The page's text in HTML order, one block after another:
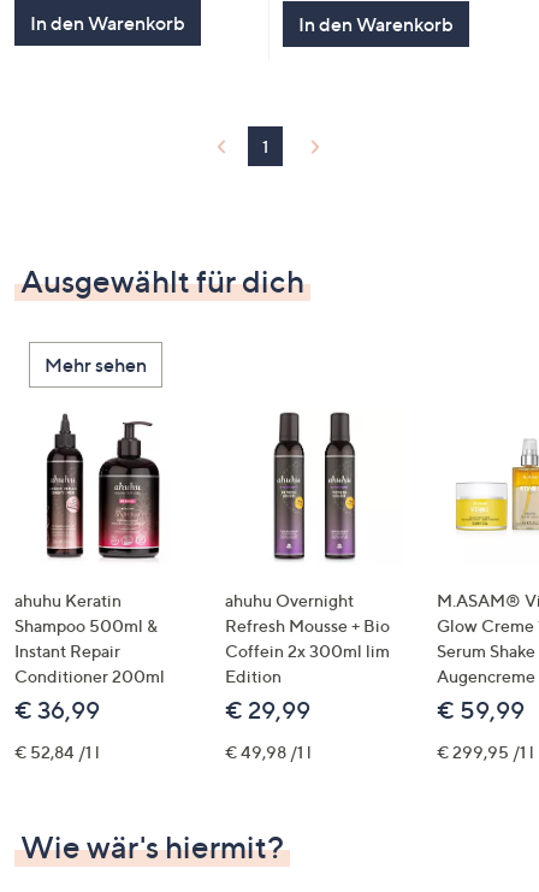
In den Warenkorb In den Warenkorb
1
Ausgewählt für dich
Mehr sehen
ahuhu Keratin
Shampoo 500ml &
Instant Repair
Conditioner 200ml
€ 36,99
€ 52,84 /1 l
ahuhu Overnight
Refresh Mousse + Bio
Coffein 2x 300ml lim
Edition
€ 29,99
€ 49,98 /1 l
M.ASAM®
Glow Creme
Serum
€ 59,99
€ 299,95 /1 l
Wie wär's hiermit?